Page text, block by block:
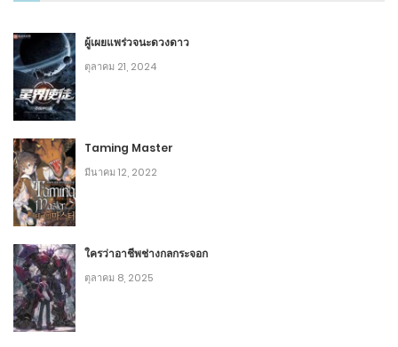
1 บทที่ 341 ขายทั้งหมดแล้ว
ธันวาคม 26, 2019
3
1 บทที่ 340 หวนคิดถึงอดีต
ธันวาคม 26, 2019
3
1 บทที่ 339 ฆ่าเทพเลื่อนขั้น
ธันวาคม 26, 2019
3
ผู้เผยแพร่วจนะดวงดาว
ตุลาคม 21, 2024
Taming Master
มีนาคม 12, 2022
ใครว่าอาชีพช่างกลกระจอก
ตุลาคม 8, 2025